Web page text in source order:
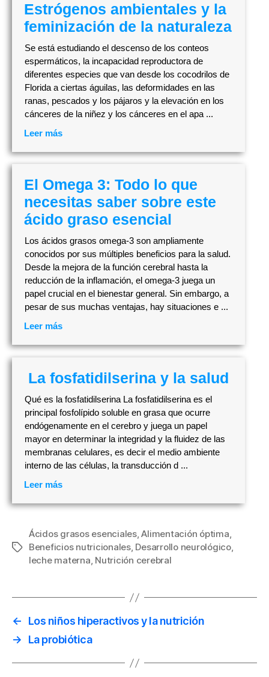
Estrógenos ambientales y la
feminización de la naturaleza
Se está estudiando el descenso de los conteos
espermáticos, la incapacidad reproductora de
diferentes especies que van desde los cocodrilos de
Florida a ciertas águilas, las deformidades en las
ranas, pescados y los pájaros y la elevación en los
cánceres de la niñez y los cánceres en el apa ...
Leer más
El Omega 3: Todo lo que
necesitas saber sobre este
ácido graso esencial
Los ácidos grasos omega-3 son ampliamente
conocidos por sus múltiples beneficios para la salud.
Desde la mejora de la función cerebral hasta la
reducción de la inflamación, el omega-3 juega un
papel crucial en el bienestar general. Sin embargo, a
pesar de sus muchas ventajas, hay situaciones e ...
Leer más
La fosfatidilserina y la salud
Qué es la fosfatidilserina La fosfatidilserina es el
principal fosfolípido soluble en grasa que ocurre
endógenamente en el cerebro y juega un papel
mayor en determinar la integridad y la fluidez de las
membranas celulares, es decir el medio ambiente
interno de las células, la transducción d ...
Leer más
Etiquetas
Ácidos grasos esenciales,Alimentación óptima,
Beneficios nutricionales, Desarrollo neurológico,
leche materna, Nutrición cerebral
←
Los niños hiperactivos y la nutrición
→
La probiótica